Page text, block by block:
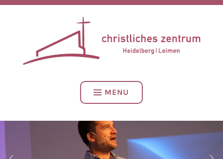
Skip
CZH LEIMEN
MENU